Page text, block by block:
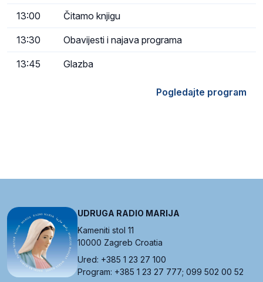
13:00 Čitamo knjigu
13:30 Obavijesti i najava programa
13:45 Glazba
Pogledajte program
UDRUGA RADIO MARIJA
Kameniti stol 11
10000 Zagreb Croatia
Ured: +385 1 23 27 100
Program: +385 1 23 27 777; 099 502 00 52